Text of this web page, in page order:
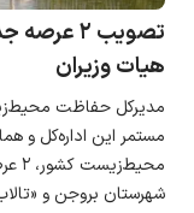
تصویب ۲
هیات وزیران
مدیرکل حفاظت
مستمر این اداره‌کل و
شهرستان بروجن و